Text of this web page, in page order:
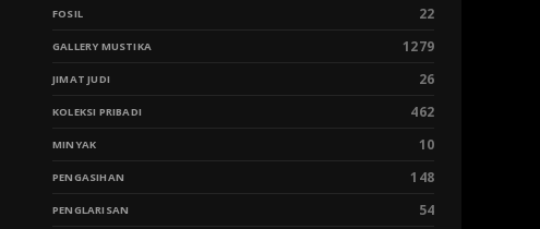
FOSIL 22
GALLERY MUSTIKA 1279
JIMAT JUDI 26
KOLEKSI PRIBADI 462
MINYAK 10
PENGASIHAN 148
PENGLARISAN 54